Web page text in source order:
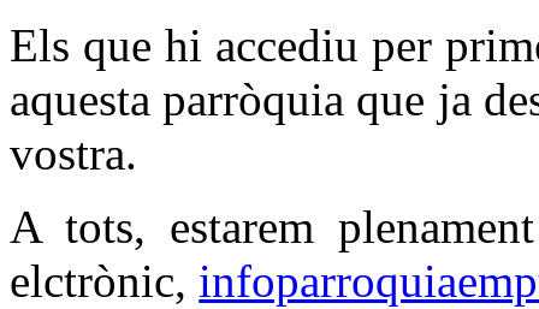
Els que hi accediu per
aquesta parròquia que ja
vostra.
A tots, estarem
elctrònic,